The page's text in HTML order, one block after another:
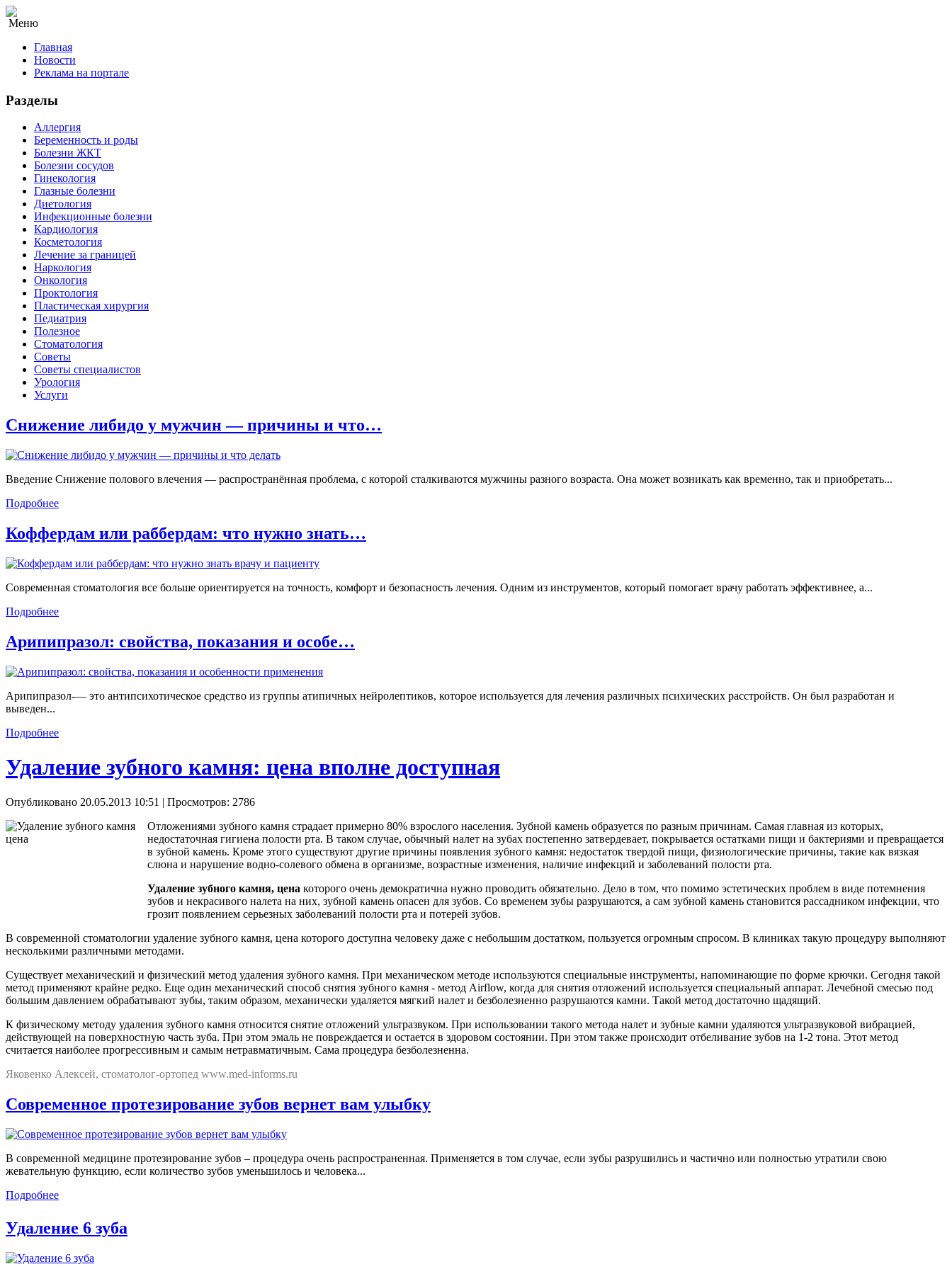
Меню
Главная
Новости
Реклама на портале
Разделы
Аллергия
Беременность и роды
Болезни ЖКТ
Болезни сосудов
Гинекология
Глазные болезни
Диетология
Инфекционные болезни
Кардиология
Косметология
Лечение за границей
Наркология
Онкология
Проктология
Пластическая хирургия
Педиатрия
Полезное
Стоматология
Советы
Советы специалистов
Урология
Услуги
Снижение либидо у мужчин — причины и что…
Введение Снижение полового влечения — распространённая проблема, с которой сталкиваются мужчины разного возраста. Она может возникать как временно, так и приобретать...
Подробнее
Коффердам или раббердам: что нужно знать…
Современная стоматология все больше ориентируется на точность, комфорт и безопасность лечения. Одним из инструментов, который помогает врачу работать эффективнее, а...
Подробнее
Арипипразол: свойства, показания и особе…
Арипипразол-— это антипсихотическое средство из группы атипичных нейролептиков, которое используется для лечения различных психических расстройств. Он был разработан и
выведен...
Подробнее
Удаление зубного камня: цена вполне доступная
Опубликовано 20.05.2013 10:51 | Просмотров: 2786
Отложениями зубного камня страдает примерно 80% взрослого населения. Зубной камень образуется по разным причинам. Самая главная из которых,
недостаточная гигиена полости рта. В таком случае, обычный налет на зубах постепенно затвердевает, покрывается остатками пищи и бактериями и превращается
в зубной камень. Кроме этого существуют другие причины появления зубного камня: недостаток твердой пищи, физиологические причины, такие как вязкая
слюна и нарушение водно-солевого обмена в организме, возрастные изменения, наличие инфекций и заболеваний полости рта.
Удаление зубного камня, цена которого очень демократична нужно проводить обязательно. Дело в том, что помимо эстетических проблем в виде потемнения
зубов и некрасивого налета на них, зубной камень опасен для зубов. Со временем зубы разрушаются, а сам зубной камень становится рассадником инфекции, что
грозит появлением серьезных заболеваний полости рта и потерей зубов.
В современной стоматологии удаление зубного камня, цена которого доступна человеку даже с небольшим достатком, пользуется огромным спросом. В клиниках такую процедуру выполняют
несколькими различными методами.
Существует механический и физический метод удаления зубного камня. При механическом методе используются специальные инструменты, напоминающие по форме крючки. Сегодня такой
метод применяют крайне редко. Еще один механический способ снятия зубного камня - метод Airflow, когда для снятия отложений используется специальный аппарат. Лечебной смесью под
большим давлением обрабатывают зубы, таким образом, механически удаляется мягкий налет и безболезненно разрушаются камни. Такой метод достаточно щадящий.
К физическому методу удаления зубного камня относится снятие отложений ультразвуком. При использовании такого метода налет и зубные камни удаляются ультразвуковой вибрацией,
действующей на поверхностную часть зуба. При этом эмаль не повреждается и остается в здоровом состоянии. При этом также происходит отбеливание зубов на 1-2 тона. Этот метод
считается наиболее прогрессивным и самым нетравматичным. Сама процедура безболезненна.
Яковенко Алексей, стоматолог-ортопед www.med-informs.ru
Современное протезирование зубов вернет вам улыбку
В современной медицине протезирование зубов – процедура очень распространенная. Применяется в том случае, если зубы разрушились и частично или полностью утратили свою
жевательную функцию, если количество зубов уменьшилось и человека...
Подробнее
Удаление 6 зуба